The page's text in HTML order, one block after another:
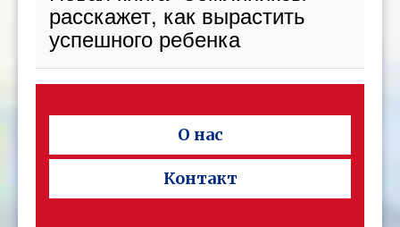
расскажет, как вырастить
успешного ребенка
О нас
Контакт